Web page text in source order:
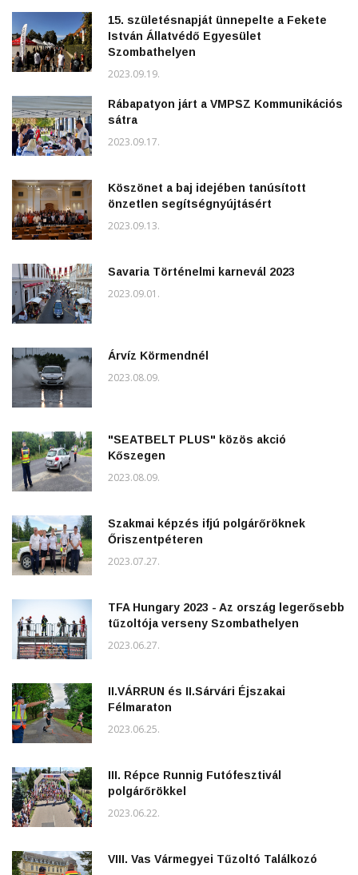
15. születésnapját ünnepelte a Fekete
István Állatvédő Egyesület
Szombathelyen
2023.09.19.
Rábapatyon járt a VMPSZ Kommunikációs
sátra
2023.09.17.
Köszönet a baj idejében tanúsított
önzetlen segítségnyújtásért
2023.09.13.
Savaria Történelmi karnevál 2023
2023.09.01.
Árvíz Körmendnél
2023.08.09.
"SEATBELT PLUS" közös akció
Kőszegen
2023.08.09.
Szakmai képzés ifjú polgárőröknek
Őriszentpéteren
2023.07.27.
TFA Hungary 2023 - Az ország legerősebb
tűzoltója verseny Szombathelyen
2023.06.27.
II.VÁRRUN és II.Sárvári Éjszakai
Félmaraton
2023.06.25.
III. Répce Runnig Futófesztivál
polgárőrökkel
2023.06.22.
VIII. Vas Vármegyei Tűzoltó Találkozó